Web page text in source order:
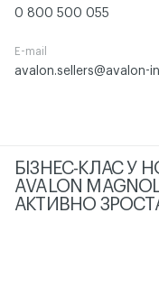
0 800 500 055
E-mail
avalon.sellers@avalon-
БІЗНЕС-КЛАС У
AVALON
АКТИВНО